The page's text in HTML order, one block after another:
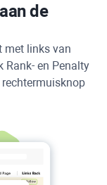
de
met links van
Rank- en Penalty
rechtermuisknop